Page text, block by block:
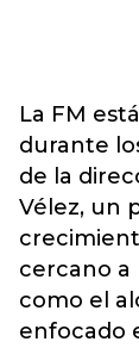
La FM
durante
de la
Vélez, un
cercano a
como el
enfocado